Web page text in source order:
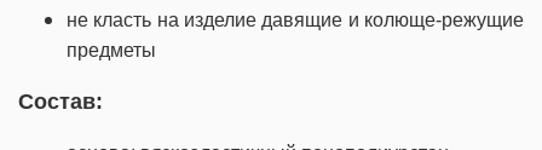
не класть на изделие давящие и колюще-режущие
предметы
Состав: